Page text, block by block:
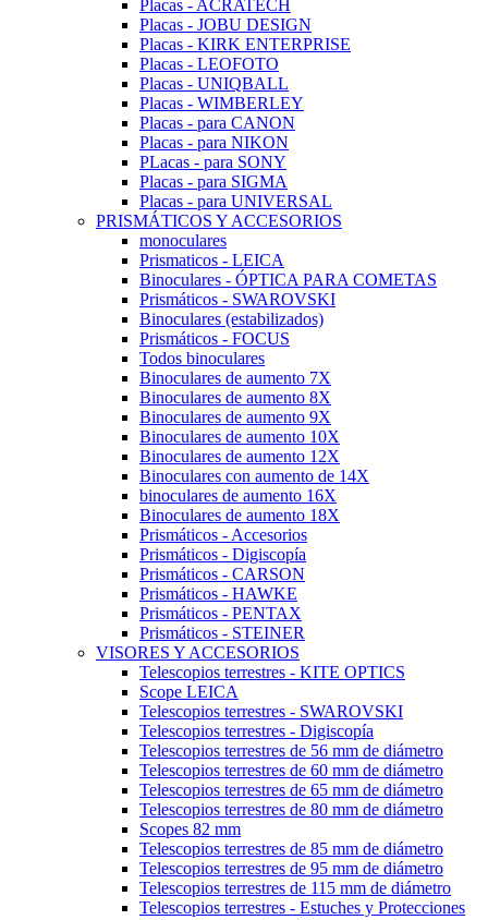
Placas - ACRATECH
Placas - JOBU DESIGN
Placas - KIRK ENTERPRISE
Placas - LEOFOTO
Placas - UNIQBALL
Placas - WIMBERLEY
Placas - para CANON
Placas - para NIKON
PLacas - para SONY
Placas - para SIGMA
Placas - para UNIVERSAL
PRISMÁTICOS Y ACCESORIOS
monoculares
Prismaticos - LEICA
Binoculares - ÓPTICA PARA COMETAS
Prismáticos - SWAROVSKI
Binoculares (estabilizados)
Prismáticos - FOCUS
Todos binoculares
Binoculares de aumento 7X
Binoculares de aumento 8X
Binoculares de aumento 9X
Binoculares de aumento 10X
Binoculares de aumento 12X
Binoculares con aumento de 14X
binoculares de aumento 16X
Binoculares de aumento 18X
Prismáticos - Accesorios
Prismáticos - Digiscopía
Prismáticos - CARSON
Prismáticos - HAWKE
Prismáticos - PENTAX
Prismáticos - STEINER
VISORES Y ACCESORIOS
Telescopios terrestres - KITE OPTICS
Scope LEICA
Telescopios terrestres - SWAROVSKI
Telescopios terrestres - Digiscopía
Telescopios terrestres de 56 mm de diámetro
Telescopios terrestres de 60 mm de diámetro
Telescopios terrestres de 65 mm de diámetro
Telescopios terrestres de 80 mm de diámetro
Scopes 82 mm
Telescopios terrestres de 85 mm de diámetro
Telescopios terrestres de 95 mm de diámetro
Telescopios terrestres de 115 mm de diámetro
Telescopios terrestres - Estuches y Protecciones